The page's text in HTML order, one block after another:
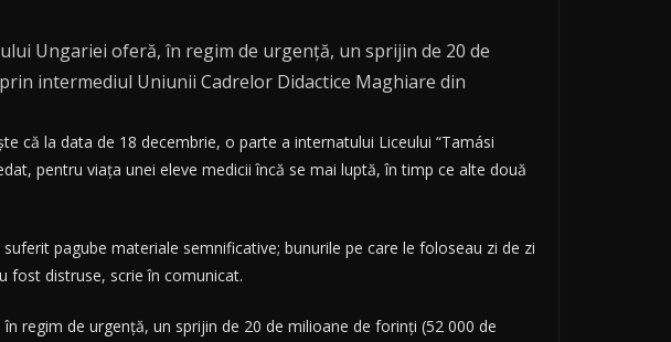
Ungariei oferă, în regim de urgenţă, un sprijin de 20 de
intermediul Uniunii Cadrelor Didactice Maghiare din
că la data de 18 decembrie, o parte a internatului Liceului “Tamási
pentru viaţa unei eleve medicii încă se mai luptă, în timp ce alte două
pagube materiale semnificative; bunurile pe care le foloseau zi de zi
fost distruse, scrie în comunicat.
regim de urgenţă, un sprijin de 20 de milioane de forinţi (52 000 de